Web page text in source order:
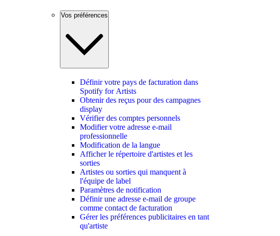
Vos préférences
Définir votre pays de facturation dans
Spotify for Artists
Obtenir des reçus pour des campagnes
display
Vérifier des comptes personnels
Modifier votre adresse e-mail
professionnelle
Modification de la langue
Afficher le répertoire d'artistes et les
sorties
Artistes ou sorties qui manquent à
l'équipe de label
Paramètres de notification
Définir une adresse e-mail de groupe
comme contact de facturation
Gérer les préférences publicitaires en tant
qu'artiste